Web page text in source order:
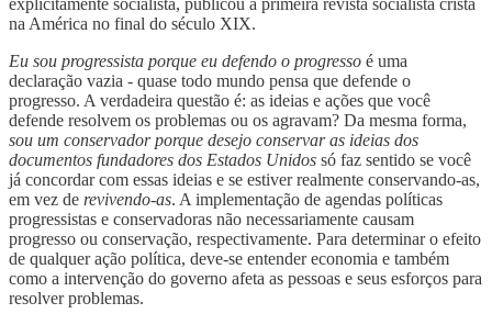
explicitamente socialista, publicou a primeira revista socialista cristã
na América no final do século XIX.
Eu sou progressista porque eu defendo o progresso é uma
declaração vazia - quase todo mundo pensa que defende o
progresso. A verdadeira questão é: as ideias e ações que você
defende resolvem os problemas ou os agravam? Da mesma forma,
sou um conservador porque desejo conservar as ideias dos
documentos fundadores dos Estados Unidos só faz sentido se você
já concordar com essas ideias e se estiver realmente conservando-as,
em vez de revivendo-as. A implementação de agendas políticas
progressistas e conservadoras não necessariamente causam
progresso ou conservação, respectivamente. Para determinar o efeito
de qualquer ação política, deve-se entender economia e também
como a intervenção do governo afeta as pessoas e seus esforços para
resolver problemas.